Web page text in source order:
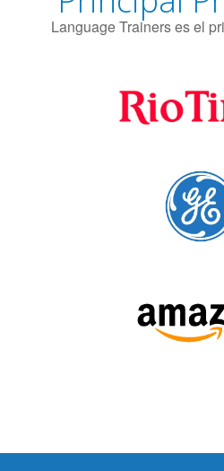
Principal
Language Trainers es el